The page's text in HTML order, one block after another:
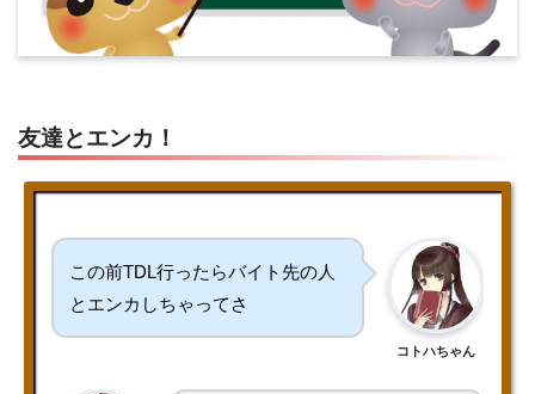
友達とエンカ！
この前TDL行ったらバイト先の人
とエンカしちゃってさ
コトハちゃん